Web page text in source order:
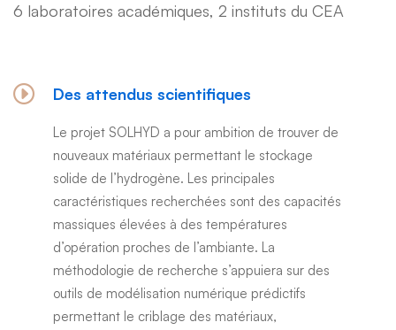
6 laboratoires académiques, 2 instituts du CEA
Des attendus scientifiques
Le projet SOLHYD a pour ambition de trouver de
nouveaux matériaux permettant le stockage
solide de l’hydrogène. Les principales
caractéristiques recherchées sont des capacités
massiques élevées à des températures
d’opération proches de l’ambiante. La
méthodologie de recherche s’appuiera sur des
outils de modélisation numérique prédictifs
permettant le criblage des matériaux,